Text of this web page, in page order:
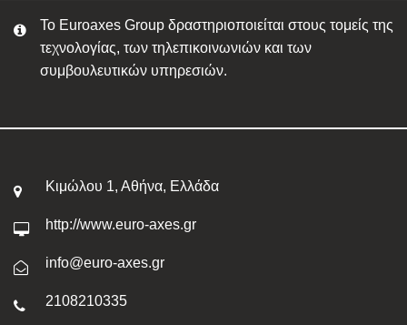
Το Euroaxes Group δραστηριοποιείται στους τομείς της
τεχνολογίας, των τηλεπικοινωνιών και των
συμβουλευτικών υπηρεσιών.
Κιμώλου 1, Αθήνα, Ελλάδα
http://www.euro-axes.gr
info@euro-axes.gr
2108210335